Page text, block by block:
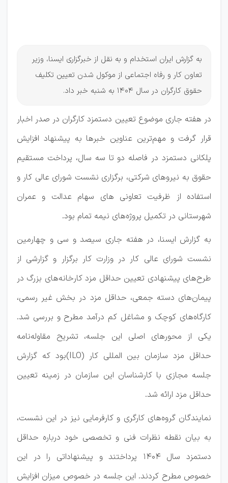
به گزارش ایران استخدام و به نقل از خبرگزاری ایسنا، وزیر
تعاون کار و رفاه اجتماعی از موکول شدن تعیین تکلیف
حقوق کارگران در سال 1404 به شنبه خبر داد.
در هفته جاری موضوع تعیین دستمزد کارگران در صدر اخبار
قرار گرفت و مهم‌ترین عناوین خبرها به پیشنهاد افزایش
پلکانی دستمزد در فاصله دو تا سه سال، پرداخت مستقیم
حقوق به نیروهای شرکتی، برگزاری نشست شورای عالی کار و
استفاده از ظرفیت تعاونی های سهام عدالت و عمران
شهرستانی در تکمیل پروژه‌های نیمه تمام بود.
به گزارش ایسنا، در هفته جاری سیصد و سی و چهارمین
نشست شورای عالی کار در وزارت کار برگزار و گزارشی از
طرح‌های پیشنهادی تعیین حداقل مزد کارخانه‌های بزرگ در
پیمان‌های دسته جمعی، حداقل مزد در بخش غیر رسمی،
کارگاه‌های کوچک و مشاغل کم درآمد مطرح و بررسی شد.
یکی از محورهای اصلی این جلسه، تشریح مقاوله‌نامه
حداقل مزد سازمان بین المللی کار (ILO)بود که گزارش
جلسه مجازی با کارشناسان این سازمان در زمینه تعیین
حداقل مزد ارائه شد.
نمایندگان گروه‌های کارگری و کارفرمایی نیز در این نشست،
به بیان نقطه‌ نظرات فنی و تخصصی خود درباره حداقل
دستمزد سال ۱۴۰۴ پرداختند و پیشنهاداتی را در این
خصوص مطرح کردند. این جلسه در خصوص میزان افزایش